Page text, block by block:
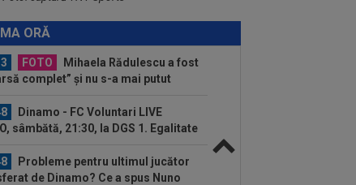
ORĂ
a făcut anunțul
FOTO
Mihaela Rădulescu a fost
complet” și nu s-a mai putut
Dinamo - FC Voluntari LIVE
sâmbătă, 21:30, la DGS 1. Egalitate
Probleme pentru ultimul jucător
de Dinamo? Ce a spus Nuno